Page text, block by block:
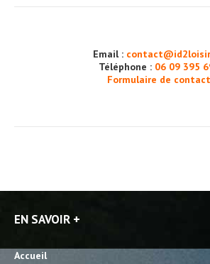
Email :
Téléphone : 06 09 395
Formulaire de contact
EN SAVOIR +
Accueil